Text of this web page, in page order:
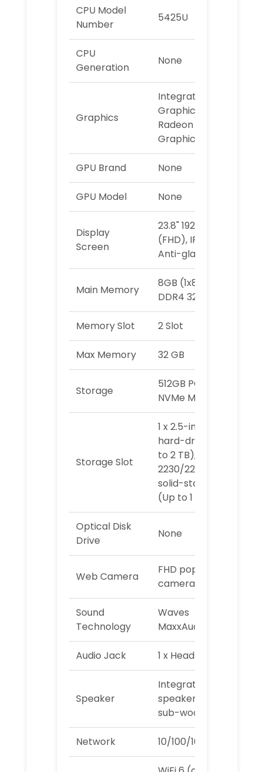
CPU Model
Number
5425U
CPU
Generation
None
Graphics
Integrated
Graphic: AMD
Radeon
Graphics
GPU Brand None
GPU Model None
Display
Screen
23.8" 1920x1080
(FHD), IPS, 60Hz,
Anti-glare
Main Memory
8GB (1x8GB)
DDR4 3200MHz
Memory Slot 2 Slot
Max Memory 32 GB
Storage
512GB PCIe
NVMe M.2 SSD
Storage Slot
1 x 2.5-inch
hard-drive (Up
to 2 TB), 1 x M.2
2230/2280
solid-state drive
(Up to 1 TB)
Optical Disk
Drive
None
Web Camera
FHD pop-up
camera
Sound
Technology
Waves
MaxxAudio5
Audio Jack 1 x Headset jack
Speaker
Integrated
speakers and
sub-woofer
Network 10/100/1000 LAN